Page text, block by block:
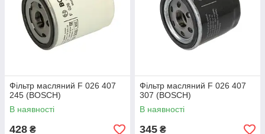
Фільтр масляний F 026 407
245 (BOSCH)
В наявності
428 ₴
Фільтр масляний F 026 407
307 (BOSCH)
В наявності
345 ₴